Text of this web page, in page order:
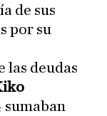
de sus
por su
las deudas